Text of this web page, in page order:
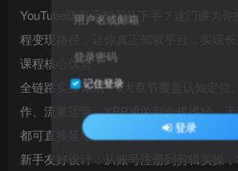
YouTube賺美元却无从下手？这门课为
程变现路径，让你真正驾驭平台，实现长
课程核心优势：
全链路实操体系：9大章节覆盖认知定位
作、流量运营、YPP通关到合规维护，
都可直接落地。
新手友好设计：从账号注册到剪辑实操
用户名或邮箱
登录密码
记住登录
登录